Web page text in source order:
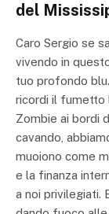
del
Caro Sergio se
vivendo in
tuo profondo
ricordi il fumetto
Zombie ai bordi
cavando,
muoiono come
e la finanza
a noi privilegiati.